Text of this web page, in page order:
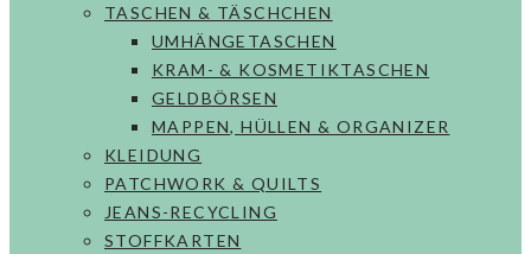
TASCHEN & TÄSCHCHEN
UMHÄNGETASCHEN
KRAM- & KOSMETIKTASCHEN
GELDBÖRSEN
MAPPEN, HÜLLEN & ORGANIZER
KLEIDUNG
PATCHWORK & QUILTS
JEANS-RECYCLING
STOFFKARTEN